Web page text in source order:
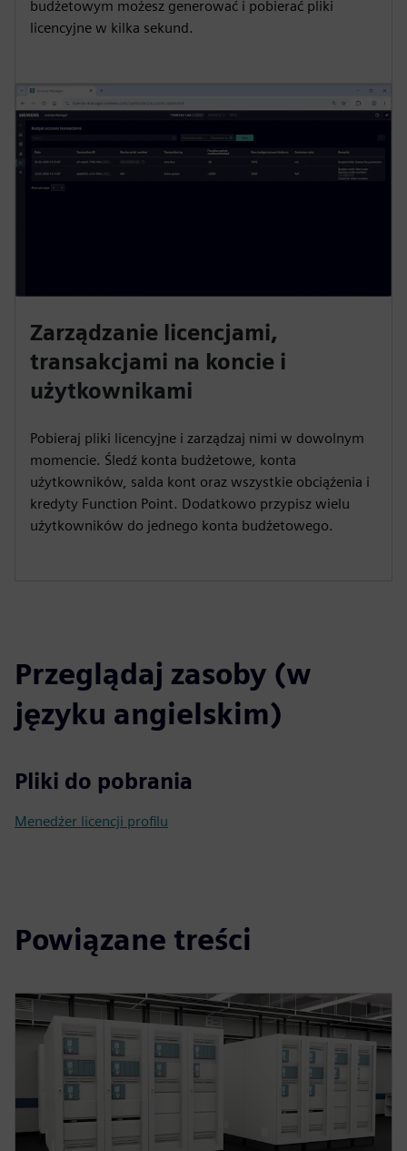
budżetowym możesz generować i pobierać pliki
licencyjne w kilka sekund.
Zarządzanie licencjami,
transakcjami na koncie i
użytkownikami
Pobieraj pliki licencyjne i zarządzaj nimi w dowolnym
momencie. Śledź konta budżetowe, konta
użytkowników, salda kont oraz wszystkie obciążenia i
kredyty Function Point. Dodatkowo przypisz wielu
użytkowników do jednego konta budżetowego.
Przeglądaj zasoby (w
języku angielskim)
Pliki do pobrania
Menedżer licencji profilu
Powiązane treści